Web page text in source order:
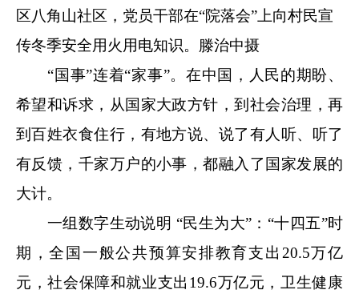
区八角山社区，党员干部在“院落会”上向村民宣
传冬季安全用火用电知识。滕治中摄
“国事”连着“家事”。在中国，人民的期盼、
希望和诉求，从国家大政方针，到社会治理，再
到百姓衣食住行，有地方说、说了有人听、听了
有反馈，千家万户的小事，都融入了国家发展的
大计。
一组数字生动说明 “民生为大”：“十四五”时
期，全国一般公共预算安排教育支出20.5万亿
元，社会保障和就业支出19.6万亿元，卫生健康